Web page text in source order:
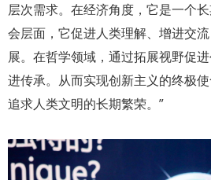
层次需求。在经济角度，它是一个
会层面，它促进人类理解、增进交
展。在哲学领域，通过拓展视野促
进传承。从而实现创新主义的终极
追求人类文明的长期繁荣。”